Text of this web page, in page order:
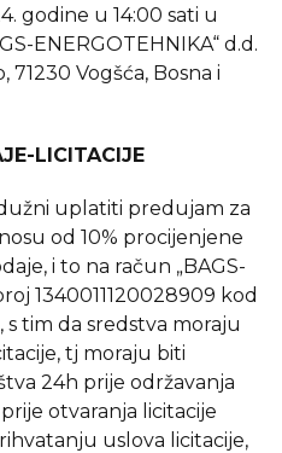
godine u 14:00 sati u
ENERGOTEHNIKA“ d.d.
71230 Vogšća, Bosna i
LICITACIJE
uplatiti predujam za
od 10% procijenjene
i to na račun „BAGS-
1340011120028909 kod
s tim da sredstva moraju
tj moraju biti
24h prije održavanja
otvaranja licitacije
uslova licitacije,